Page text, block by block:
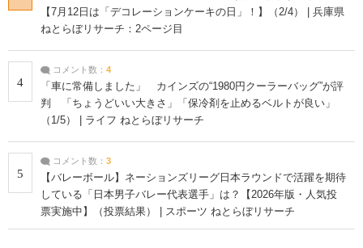
【7月12日は「デコレーションケーキの日」！】（2/4） | 兵庫県
ねとらぼリサーチ：2ページ目
4
コメント数： 4
「車に常備しました」 カインズの“1980円クーラーバッグ”が評
判 「ちょうどいい大きさ」「保冷剤を止めるベルトが良い」
（1/5） | ライフ ねとらぼリサーチ
5
コメント数： 3
【バレーボール】ネーションズリーグ日本ラウンドで活躍を期待
している「日本男子バレー代表選手」は？【2026年版・人気投
票実施中】（投票結果） | スポーツ ねとらぼリサーチ